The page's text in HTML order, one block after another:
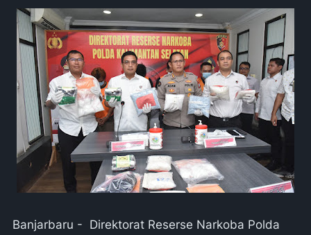
Banjarbaru - Direktorat Reserse Narkoba Polda